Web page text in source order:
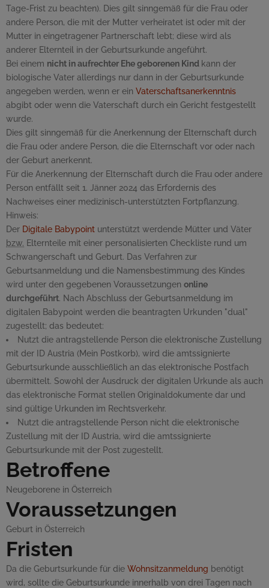
Tage-Frist zu beachten). Dies gilt sinngemäß für die Frau oder
andere Person, die mit der Mutter verheiratet ist oder mit der
Mutter in eingetragener Partnerschaft lebt; diese wird als
anderer Elternteil in der Geburtsurkunde angeführt.
Bei einem nicht in aufrechter Ehe geborenen Kind kann der
biologische Vater allerdings nur dann in der Geburtsurkunde
angegeben werden, wenn er ein Vaterschaftsanerkenntnis
abgibt oder wenn die Vaterschaft durch ein Gericht festgestellt
wurde.
Dies gilt sinngemäß für die Anerkennung der Elternschaft durch
die Frau oder andere Person, die die Elternschaft vor oder nach
der Geburt anerkennt.
Für die Anerkennung der Elternschaft durch die Frau oder andere
Person entfällt seit 1. Jänner 2024 das Erfordernis des
Nachweises einer medizinisch-unterstützten Fortpflanzung.
Hinweis:
Der Digitale Babypoint unterstützt werdende Mütter und Väter
bzw. Elternteile mit einer personalisierten Checkliste rund um
Schwangerschaft und Geburt. Das Verfahren zur
Geburtsanmeldung und die Namensbestimmung des Kindes
wird unter den gegebenen Voraussetzungen online
durchgeführt. Nach Abschluss der Geburtsanmeldung im
digitalen Babypoint werden die beantragten Urkunden "dual"
zugestellt; das bedeutet:
Nutzt die antragstellende Person die elektronische Zustellung
mit der ID Austria (Mein Postkorb), wird die amtssignierte
Geburtsurkunde ausschließlich an das elektronische Postfach
übermittelt. Sowohl der Ausdruck der digitalen Urkunde als auch
das elektronische Format stellen Originaldokumente dar und
sind gültige Urkunden im Rechtsverkehr.
Nutzt die antragstellende Person nicht die elektronische
Zustellung mit der ID Austria, wird die amtssignierte
Geburtsurkunde mit der Post zugestellt.
Betroffene
Neugeborene in Österreich
Voraussetzungen
Geburt in Österreich
Fristen
Da die Geburtsurkunde für die Wohnsitzanmeldung benötigt
wird, sollte die Geburtsurkunde innerhalb von drei Tagen nach